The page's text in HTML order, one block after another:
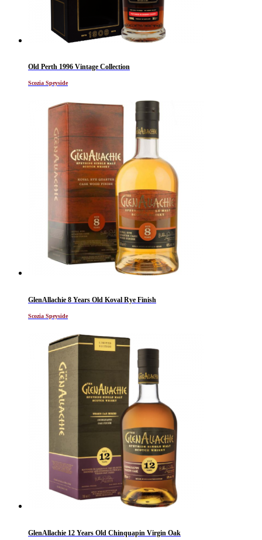
Old Perth 1996 Vintage Collection
Scozia Speyside
GlenAllachie 8 Years Old Koval Rye Finish
Scozia Speyside
GlenAllachie 12 Years Old Chinquapin Virgin Oak